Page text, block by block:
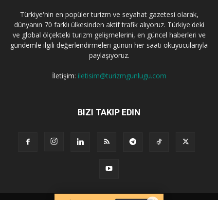
Türkiye'nin en popüler turizm ve seyahat gazetesi olarak,
dünyanın 70 farklı ülkesinden aktif trafik alıyoruz. Türkiye'deki
ve global ölçekteki turizm gelişmelerini, en güncel haberleri ve
gündemle ilgili değerlendirmeleri günün her saati okuyucularıyla
paylaşıyoruz.
İletişim: iletisim@turizmgunlugu.com
BIZI TAKIP EDIN